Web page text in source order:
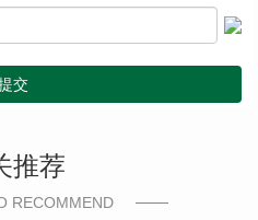
交
推荐
RECOMMEND